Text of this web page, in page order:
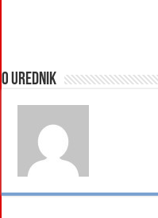
O urednik